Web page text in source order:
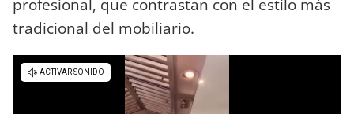
tradicional del mobiliario.